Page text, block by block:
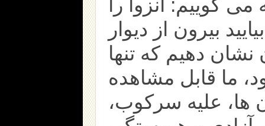
گوییم: انزوا را
بیرون از دیوار
نشان دهیم که تنها
ما قابل مشاهده
ها، علیه سرکوب،